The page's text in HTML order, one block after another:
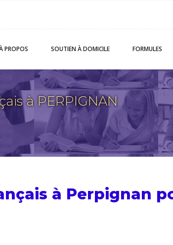
PROPOS SOUTIENÀ DOMICILE FORMULES
à PERPIGNAN
à Perpignan